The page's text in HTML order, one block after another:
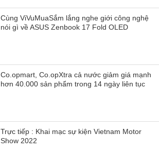
Cùng ViVuMuaSắm lắng nghe giới công nghệ
nói gì về ASUS Zenbook 17 Fold OLED
Co.opmart, Co.opXtra cả nước giảm giá mạnh
hơn 40.000 sản phẩm trong 14 ngày liên tục
Trực tiếp : Khai mạc sự kiện Vietnam Motor
Show 2022